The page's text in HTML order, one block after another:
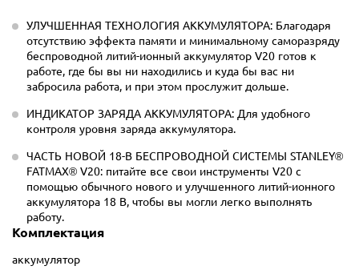
УЛУЧШЕННАЯ ТЕХНОЛОГИЯ АККУМУЛЯТОРА: Благодаря
отсутствию эффекта памяти и минимальному саморазряду
беспроводной литий-ионный аккумулятор V20 готов к
работе, где бы вы ни находились и куда бы вас ни
забросила работа, и при этом прослужит дольше.
ИНДИКАТОР ЗАРЯДА АККУМУЛЯТОРА: Для удобного
контроля уровня заряда аккумулятора.
ЧАСТЬ НОВОЙ 18-В БЕСПРОВОДНОЙ СИСТЕМЫ STANLEY®
FATMAX® V20: питайте все свои инструменты V20 с
помощью обычного нового и улучшенного литий-ионного
аккумулятора 18 В, чтобы вы могли легко выполнять
работу.
Комплектация
аккумулятор